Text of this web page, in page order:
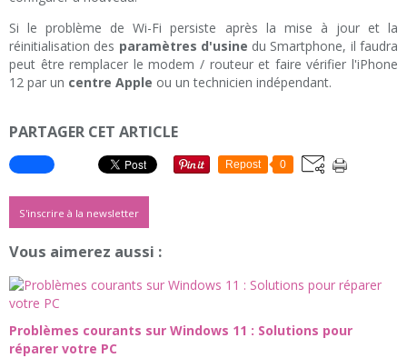
Si le problème de Wi-Fi persiste après la mise à jour et la
réinitialisation des paramètres d'usine du Smartphone, il faudra
peut être remplacer le modem / routeur et faire vérifier l'iPhone
12 par un centre Apple ou un technicien indépendant.
PARTAGER CET ARTICLE
Repost 0
S'inscrire à la newsletter
Vous aimerez aussi :
Problèmes courants sur Windows 11 : Solutions pour
réparer votre PC